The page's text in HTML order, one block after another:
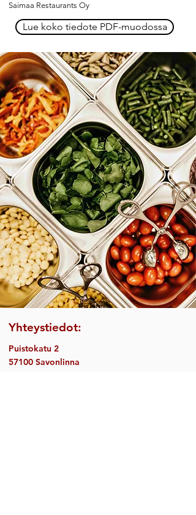
Saimaa Restaurants Oy
Lue koko tiedote PDF-muodossa
Yhteystiedot:
Puistokatu 2
57100 Savonlinna